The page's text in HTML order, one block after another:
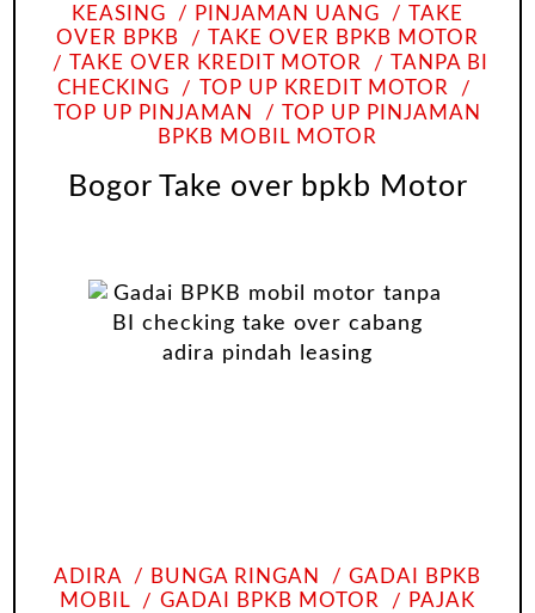
KEASING
PINJAMAN UANG
TAKE
OVER BPKB
TAKE OVER BPKB MOTOR
TAKE OVER KREDIT MOTOR
TANPA BI
CHECKING
TOP UP KREDIT MOTOR
TOP UP PINJAMAN
TOP UP PINJAMAN
BPKB MOBIL MOTOR
Bogor Take over bpkb Motor
ADIRA BUNGA RINGAN
GADAI BPKB
MOBIL
GADAI BPKB MOTOR
PAJAK